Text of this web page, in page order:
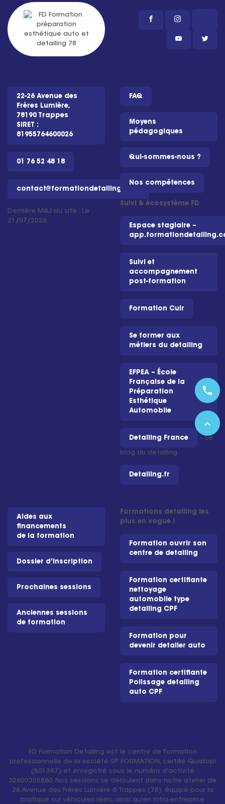
22-26 Avenue des
Frères Lumière,
78190 Trappes
SIRET :
81955764600026
01 76 52 48 18
contact@formationdetailing.com
Dernière MAJ du site : Le
21/07/2026
FAQ
Moyens
pédagogiques
Qui-sommes-nous ?
Nos compétences
Suivi & écosystème FD
Espace stagiaire –
Suivi et
accompagnement
post-formation
Formation Cuir
Se former aux
métiers du detailing
EFPEA – École
Française de la
Préparation
Esthétique
Automobile
Detailing France – Le
blog du detailing
Detailing.fr
Aides aux
financements
de la formation
Dossier d'inscription
Prochaines sessions
Anciennes sessions
de formation
Formations detailing les
plus en vogue !
Formation ouvrir son
centre de detailing
Formation certifiante
nettoyage
automobile type
detailing CPF
Formation pour
devenir detailer auto
Formation certifiante
Polissage detailing
auto CPF
FD Formation Detailing est le centre de formation
professionnelle de la société SP FORMATION, certifié Qualiopi
(B01387) et enregistré sous le numéro d'activité
32600305860. Nos sessions se déroulent dans notre atelier de
26 Avenue des Frères Lumière à Trappes (78), équipé pour la
pratique sur véhicules réels, ainsi qu'en intra-entreprise
phone
expand_less